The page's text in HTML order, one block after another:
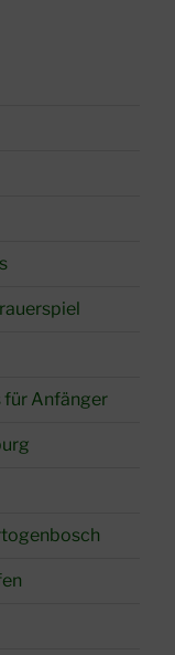
für Anfänger